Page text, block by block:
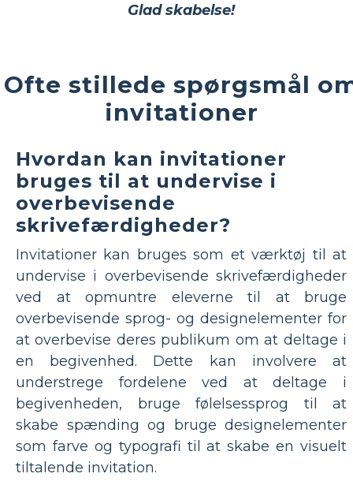
Glad skabelse!
Ofte stillede spørgsmål
invitationer
Hvordan kan invitationer
bruges til at undervise i
overbevisende
skrivefærdigheder?
Invitationer kan bruges som et værktøj til at
undervise i overbevisende skrivefærdigheder
ved at opmuntre eleverne til at bruge
overbevisende sprog- og designelementer for
at overbevise deres publikum om at deltage i
en begivenhed. Dette kan involvere at
understrege fordelene ved at deltage i
begivenheden, bruge følelsessprog til at
skabe spænding og bruge designelementer
som farve og typografi til at skabe en visuelt
tiltalende invitation.